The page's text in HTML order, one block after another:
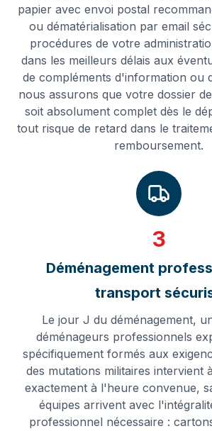
papier avec envoi postal
ou dématérialisation par email
procédures de votre
dans les meilleurs délais aux
de compléments d'information ou
nous assurons que votre dossier
soit absolument complet dès le
tout risque de retard dans le
remboursement.
3
Déménagement
transport
Le jour J du déménagement,
déménageurs professionnels
spécifiquement formés aux
des mutations militaires intervient
exactement à l'heure convenue,
équipes arrivent avec
professionnel nécessaire :